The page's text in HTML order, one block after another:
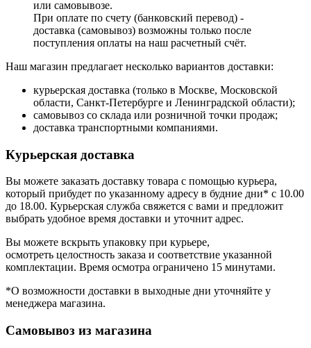
или самовывозе.
При оплате по счету (банковский перевод) -
доставка (самовывоз) возможны только после
поступления оплаты на наш расчетный счёт.
Наш магазин предлагает несколько вариантов доставки:
курьерская доставка (только в Москве, Московской
области, Санкт-Петербурге и Ленинградской области);
самовывоз со склада или розничной точки продаж;
доставка транспортными компаниями.
Курьерская доставка
Вы можете заказать доставку товара с помощью курьера,
который прибудет по указанному адресу в будние дни* с 10.00
до 18.00. Курьерская служба свяжется с вами и предложит
выбрать удобное время доставки и уточнит адрес.
Вы можете вскрыть упаковку при курьере,
осмотреть целостность заказа и соответствие указанной
комплектации. Время осмотра ограничено 15 минутами.
*О возможности доставки в выходные дни уточняйте у
менеджера магазина.
Самовывоз из магазина